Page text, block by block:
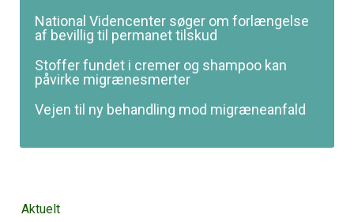
National Videncenter søger om forlængelse
af bevillig til permanet tilskud
Stoffer fundet i cremer og shampoo kan
påvirke migræne­smerter
Vejen til ny behandling mod migræneanfald
Overspring
Aktuelt